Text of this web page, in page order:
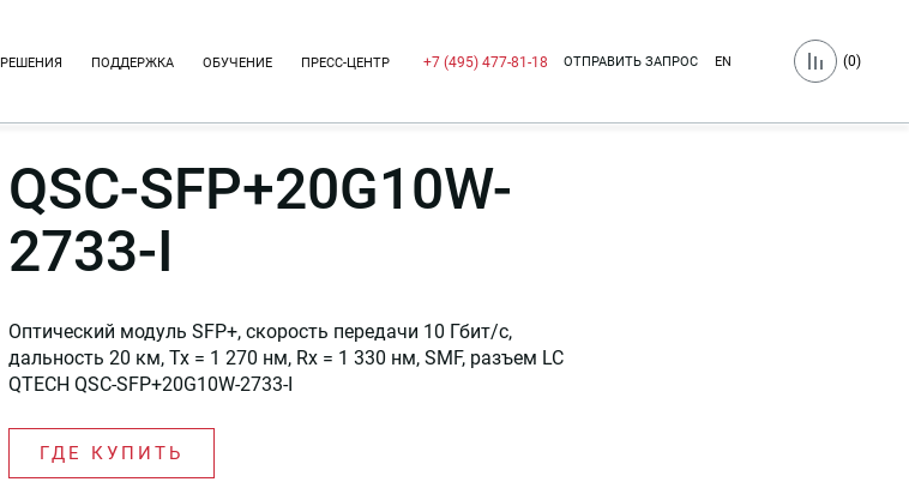
РЕШЕНИЯ ПОДДЕРЖКА ОБУЧЕНИЕ ПРЕСС-ЦЕНТР +7 (495) 477-81-18 ОТПРАВИТЬ ЗАПРОС EN (0)
QSC-SFP+20G10W-
2733-I
Оптический модуль SFP+, скорость передачи 10 Гбит/c,
дальность 20 км, Tx = 1 270 нм, Rx = 1 330 нм, SMF, разъем LC
QTECH QSC-SFP+20G10W-2733-I
ГДЕ КУПИТЬ